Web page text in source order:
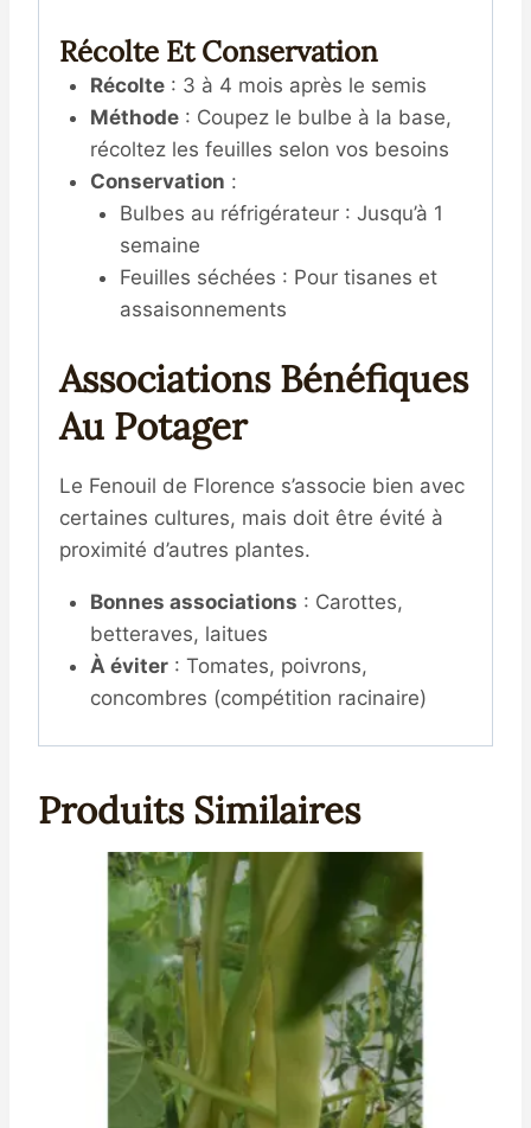
Récolte Et Conservation
Récolte: 3 à 4 mois après le semis
Méthode: Coupez le bulbe à la base,
récoltez les feuilles selon vos besoins
Conservation :
Bulbes au réfrigérateur : Jusqu’à 1
semaine
Feuilles séchées : Pour tisanes et
assaisonnements
Associations Bénéfiques
Au Potager
Le Fenouil de Florence s’associe bien avec
certaines cultures, mais doit être évité à
proximité d’autres plantes.
Bonnes associations : Carottes,
betteraves, laitues
À éviter: Tomates, poivrons,
concombres (compétition racinaire)
Produits Similaires